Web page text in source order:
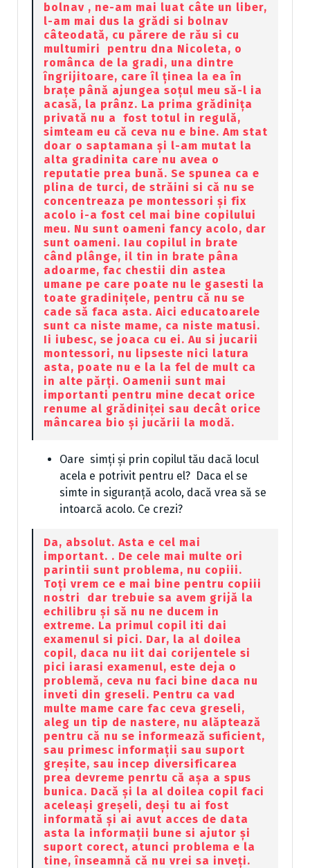
bolnav , ne-am mai luat câte un liber,
l-am mai dus la grădi si bolnav
câteodată, cu părere de rău si cu
multumiri pentru dna Nicoleta, o
românca de la gradi, una dintre
îngrijitoare, care îl ținea la ea în
brațe până ajungea soțul meu să-l ia
acasă, la prânz. La prima grădinița
privată nu a fost totul in regulă,
simteam eu că ceva nu e bine. Am stat
doar o saptamana și l-am mutat la
alta gradinita care nu avea o
reputatie prea bună. Se spunea ca e
plina de turci, de străini si că nu se
concentreaza pe montessori și fix
acolo i-a fost cel mai bine copilului
meu. Nu sunt oameni fancy acolo, dar
sunt oameni. Iau copilul in brate
când plânge, il tin in brate pâna
adoarme, fac chestii din astea
umane pe care poate nu le gasesti la
toate gradinițele, pentru că nu se
cade să faca asta. Aici educatoarele
sunt ca niste mame, ca niste matusi.
Ii iubesc, se joaca cu ei. Au si jucarii
montessori, nu lipseste nici latura
asta, poate nu e la la fel de mult ca
in alte părți. Oamenii sunt mai
importanti pentru mine decat orice
renume al grădiniței sau decât orice
mâncarea bio și jucării la modă.
Oare simți și prin copilul tău dacă locul
acela e potrivit pentru el? Daca el se
simte in siguranță acolo, dacă vrea să se
intoarcă acolo. Ce crezi?
Da, absolut. Asta e cel mai
important. . De cele mai multe ori
parintii sunt problema, nu copiii.
Toți vrem ce e mai bine pentru copiii
nostri dar trebuie sa avem grijă la
echilibru și să nu ne ducem in
extreme. La primul copil iti dai
examenul si pici. Dar, la al doilea
copil, daca nu iit dai corijentele si
pici iarasi examenul, este deja o
problemă, ceva nu faci bine daca nu
inveti din greseli. Pentru ca vad
multe mame care fac ceva greseli,
aleg un tip de nastere, nu alăptează
pentru că nu se informează suficient,
sau primesc informații sau suport
greșite, sau incep diversificarea
prea devreme penrtu că așa a spus
bunica. Dacă și la al doilea copil faci
aceleași greșeli, deși tu ai fost
informată și ai avut acces de data
asta la informații bune si ajutor și
suport corect, atunci problema e la
tine, înseamnă că nu vrei sa inveți.